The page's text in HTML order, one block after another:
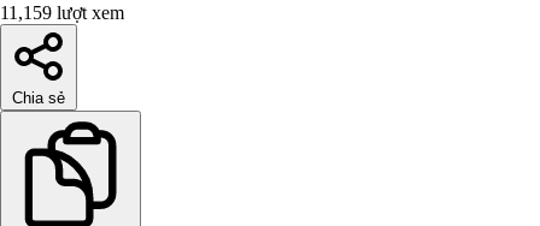
11,159 lượt xem
Chia sẻ